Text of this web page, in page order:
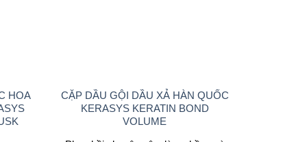
HOA
CẶP DẦU GỘI DẦU XẢ HÀN QUỐC
KERASYS KERATIN BOND
VOLUME